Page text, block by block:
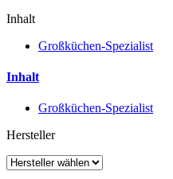
Inhalt
Großküchen-Spezialist
Inhalt
Großküchen-Spezialist
Hersteller